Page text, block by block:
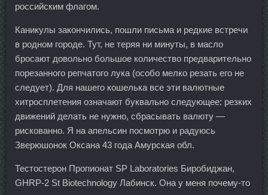
российским флагом.
Каникулы закончились, пошли письма и редкие встречи
в родном городе. Тут, не теряя ни минуты, в масло
бросают довольно большое количество предварительно
порезанного репчатого лука (особо мелко резать его не
следует). Для нашего кошелька все эти валютные
хитросплетения означают буквально следующее: резких
движений делать не нужно, сбрасывать валюту —
рискованно. Я на апельсин посмотрю и радуюсь
Зверюшонок Оксана 43 года Амурская обл.
Тестостерон Пропионат SP Laboratories Биробиджан,
GHRP-2 St Biotechnology Лабинск. Она у меня почему-то